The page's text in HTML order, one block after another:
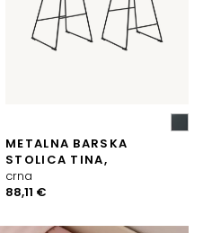
METALNA BARSKA
STOLICA TINA,
crna
88,11 €